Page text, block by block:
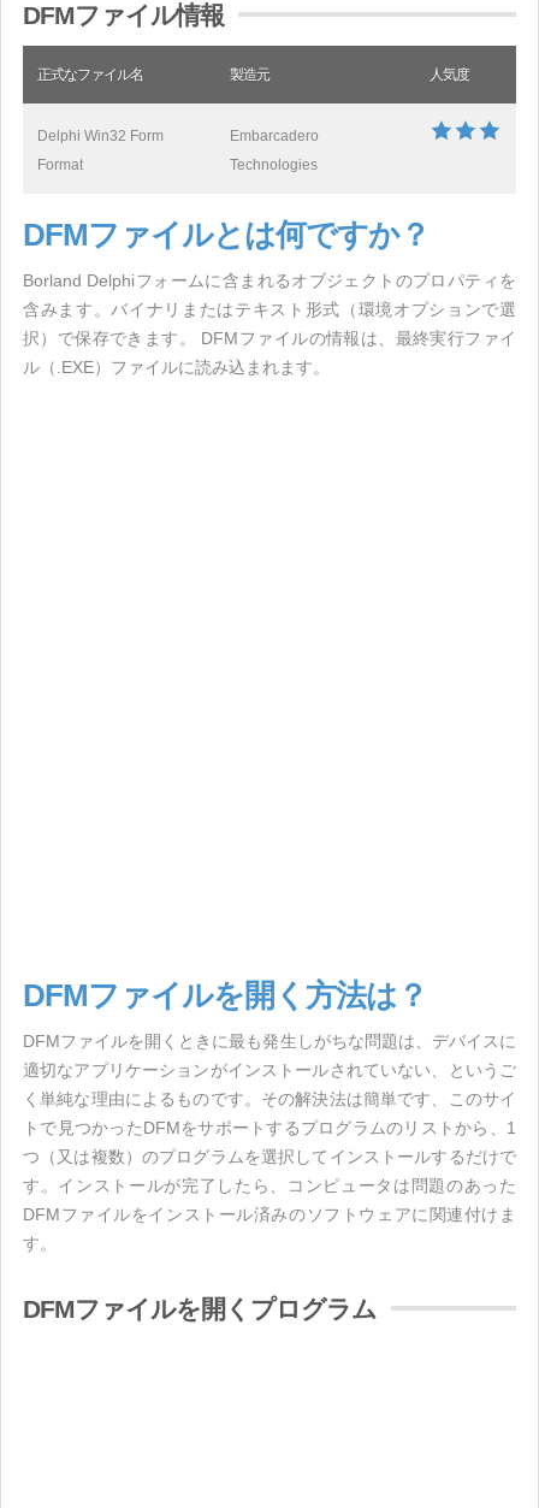
DFMファイル情報
正式なファイル名 製造元 人気度
Delphi Win32 Form
Format
Embarcadero
Technologies
DFMファイルとは何ですか？
Borland Delphiフォームに含まれるオブジェクトのプロパティを
含みます。バイナリまたはテキスト形式（環境オプションで選
択）で保存できます。 DFMファイルの情報は、最終実行ファイ
ル（.EXE）ファイルに読み込まれます。
DFMファイルを開く方法は？
DFMファイルを開くときに最も発生しがちな問題は、デバイスに
適切なアプリケーションがインストールされていない、というご
く単純な理由によるものです。その解決法は簡単です、このサイ
トで見つかったDFMをサポートするプログラムのリストから、1
つ（又は複数）のプログラムを選択してインストールするだけで
す。インストールが完了したら、コンピュータは問題のあった
DFMファイルをインストール済みのソフトウェアに関連付けま
す。
DFMファイルを開くプログラム